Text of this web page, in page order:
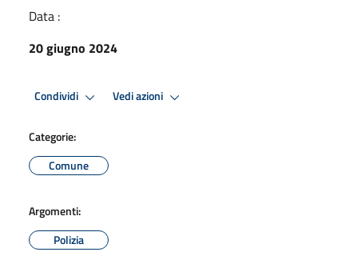
Data :
20 giugno 2024
Condividi Vedi azioni
Categorie:
Comune
Argomenti:
Polizia